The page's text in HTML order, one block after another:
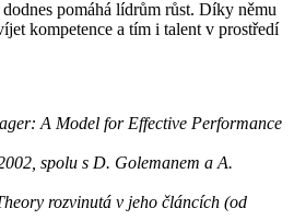
pomáhá lídrům růst. Díky němu
kompetence a tím i talent v prostředí
A Model for Effective Performance
spolu s D. Golemanem a A.
rozvinutá v jeho článcích (od